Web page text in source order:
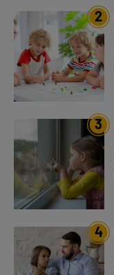
2
3
4